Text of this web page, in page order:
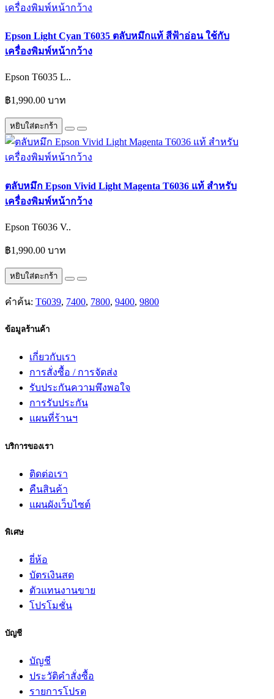
Epson Light Cyan T6035 ตลับหมึกแท้ สีฟ้าอ่อน ใช้กับ
เครื่องพิมพ์หน้ากว้าง
Epson T6035 L..
฿1,990.00 บาท
หยิบใส่ตะกร้า
ตลับหมึก Epson Vivid Light Magenta T6036 แท้ สำหรับ
เครื่องพิมพ์หน้ากว้าง
Epson T6036 V..
฿1,990.00 บาท
หยิบใส่ตะกร้า
คำค้น: T6039, 7400, 7800, 9400, 9800
ข้อมูลร้านค้า
เกี่ยวกับเรา
การสั่งซื้อ / การจัดส่ง
รับประกันความพึงพอใจ
การรับประกัน
แผนที่ร้านฯ
บริการของเรา
ติดต่อเรา
คืนสินค้า
แผนผังเว็บไซต์
พิเศษ
ยี่ห้อ
บัตรเงินสด
ตัวแทนงานขาย
โปรโมชั่น
บัญชี
บัญชี
ประวัติคำสั่งซื้อ
รายการโปรด